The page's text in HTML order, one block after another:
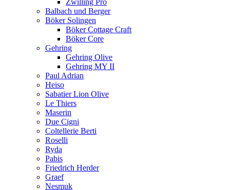
Zwilling Pro
Balbach und Berger
Böker Solingen
Böker Cottage Craft
Böker Core
Gehring
Gehring Olive
Gehring MY II
Paul Adrian
Heiso
Sabatier Lion Olive
Le Thiers
Maserin
Due Cigni
Coltellerie Berti
Roselli
Ryda
Pabis
Friedrich Herder
Graef
Nesmuk